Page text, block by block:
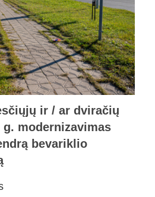
ir / ar dviračių
modernizavimas
bevariklio